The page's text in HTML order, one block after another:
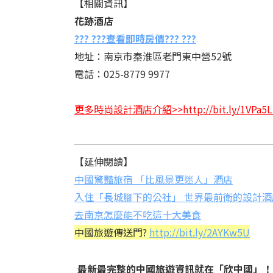
【相關資訊】
花跡酒店
??? ???查看即時房價??? ???
地址：南京市秦淮區老門東中營52號
電話：025-8779 9977
更多時尚設計酒店介紹>>http://bit.ly/
【延伸閱讀】
中國驚豔旅宿 「比風景更迷人」酒店
入住「長城腳下的公社」 世界最前衛的設計
去南京怎麼能不吃這十大美食
中國旅遊傳送門? http://bit.ly/2AYKw5U
最新最完整的中國旅遊資訊就在「欣中國」！